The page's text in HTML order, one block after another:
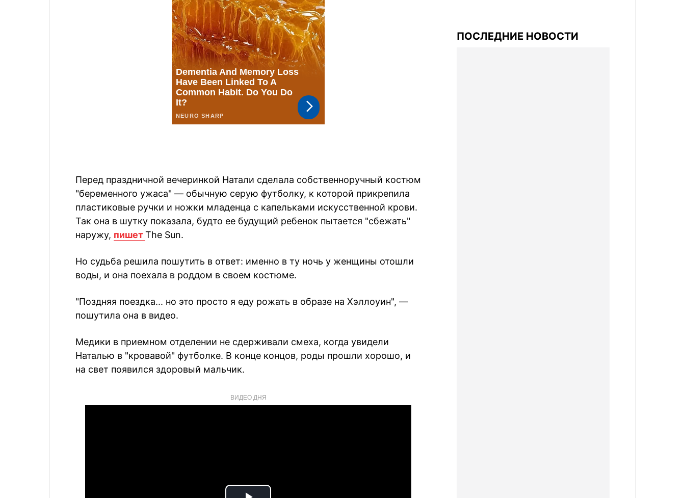
Перед праздничной вечеринкой Натали сделала собственноручный костюм
"беременного ужаса" — обычную серую футболку, к которой прикрепила
пластиковые ручки и ножки младенца с капельками искусственной крови.
Так она в шутку показала, будто ее будущий ребенок пытается "сбежать"
наружу, пишетThe Sun.
Но судьба решила пошутить в ответ: именно в ту ночь у женщины отошли
воды, и она поехала в роддом в своем костюме.
"Поздняя поездка... но это просто я еду рожать в образе на Хэллоуин", —
пошутила она в видео.
Медики в приемном отделении не сдерживали смеха, когда увидели
Наталью в "кровавой" футболке. В конце концов, роды прошли хорошо, и
на свет появился здоровый мальчик.
ВИДЕО ДНЯ
ПОСЛЕДНИЕ НОВОСТИ